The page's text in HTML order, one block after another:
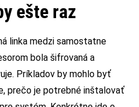
ešte raz
linka medzi samostatne
bola šifrovaná a
Príkladov by mohlo byť
prečo je potrebné inštalovať